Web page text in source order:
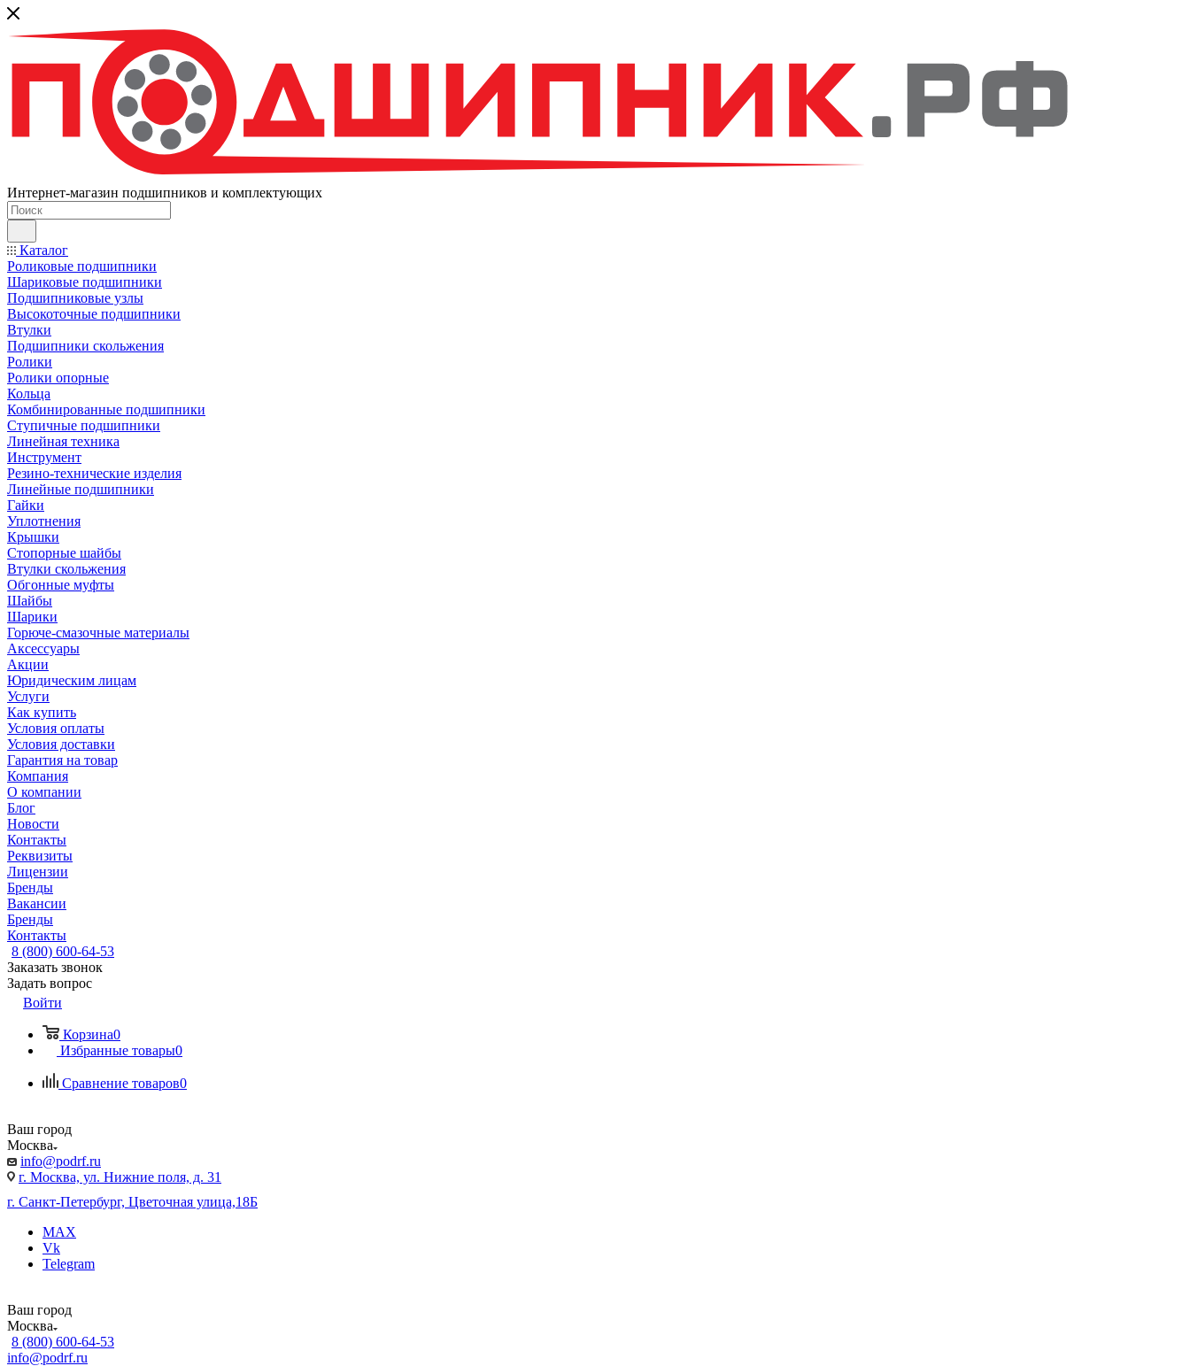
Интернет-магазин подшипников и комплектующих
Каталог
Роликовые подшипники
Шариковые подшипники
Подшипниковые узлы
Высокоточные подшипники
Втулки
Подшипники скольжения
Ролики
Ролики опорные
Кольца
Комбинированные подшипники
Ступичные подшипники
Линейная техника
Инструмент
Резино-технические изделия
Линейные подшипники
Гайки
Уплотнения
Крышки
Стопорные шайбы
Втулки скольжения
Обгонные муфты
Шайбы
Шарики
Горюче-смазочные материалы
Аксессуары
Акции
Юридическим лицам
Услуги
Как купить
Условия оплаты
Условия доставки
Гарантия на товар
Компания
О компании
Блог
Новости
Контакты
Реквизиты
Лицензии
Бренды
Вакансии
Бренды
Контакты
8 (800) 600-64-53
Заказать звонок
Задать вопрос
Войти
Корзина0
Избранные товары0
Сравнение товаров0
Ваш город
Москва
info@podrf.ru
г. Москва, ул. Нижние поля, д. 31
г. Санкт-Петербург, Цветочная улица,18Б
MAX
Vk
Telegram
Ваш город
Москва
8 (800) 600-64-53
info@podrf.ru